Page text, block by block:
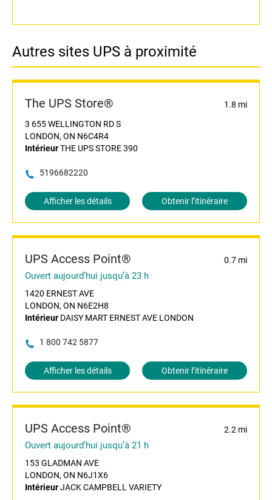
Autres sites UPS à proximité
The UPS Store®
1.8 mi
3 655 WELLINGTON RD S
LONDON, ON N6C4R4
IntérieurTHE UPS STORE 390
5196682220
Afficher les détails Obtenir l’itinéraire
UPS Access Point® 0.7 mi
Ouvert aujourd’hui jusqu’à 23 h
1420 ERNEST AVE
LONDON, ON N6E2H8
Intérieur DAISY MART ERNEST AVE LONDON
1 800 742 5877
Afficher les détails Obtenir l’itinéraire
UPS Access Point® 2.2 mi
Ouvert aujourd’hui jusqu’à 21 h
153 GLADMAN AVE
LONDON, ON N6J1X6
IntérieurJACK CAMPBELL VARIETY